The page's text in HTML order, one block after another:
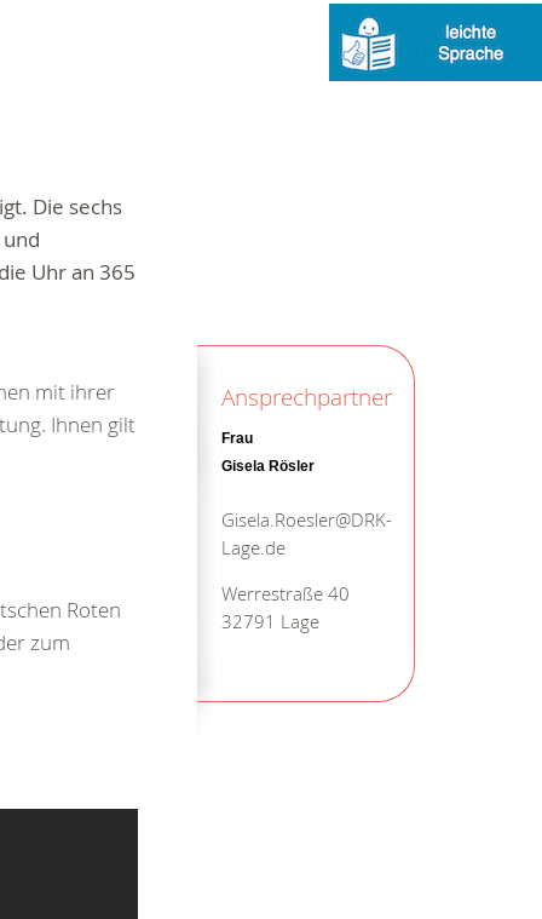
Die sechs
Uhr an 365
Ansprechpartner
Frau
Gisela Rösler
Gisela.Roesler@DRK-
Lage.de
Werrestraße 40
32791 Lage
mit ihrer
Ihnen gilt
Roten
zum